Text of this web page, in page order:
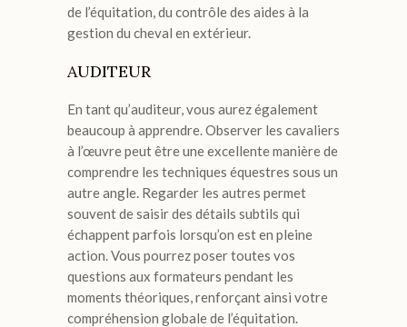
de l’équitation, du contrôle des aides à la
gestion du cheval en extérieur.
AUDITEUR
En tant qu’auditeur, vous aurez également
beaucoup à apprendre. Observer les cavaliers
à l’œuvre peut être une excellente manière de
comprendre les techniques équestres sous un
autre angle. Regarder les autres permet
souvent de saisir des détails subtils qui
échappent parfois lorsqu’on est en pleine
action. Vous pourrez poser toutes vos
questions aux formateurs pendant les
moments théoriques, renforçant ainsi votre
compréhension globale de l’équitation.